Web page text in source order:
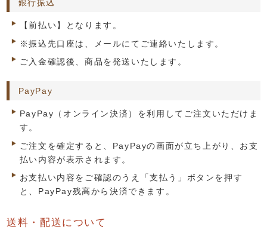
銀行振込
【前払い】となります。
※振込先口座は、メールにてご連絡いたします。
ご入金確認後、商品を発送いたします。
PayPay
PayPay（オンライン決済）を利用してご注文いただけま
す。
ご注文を確定すると、PayPayの画面が立ち上がり、お支
払い内容が表示されます。
お支払い内容をご確認のうえ「支払う」ボタンを押す
と、PayPay残高から決済できます。
送料・配送について